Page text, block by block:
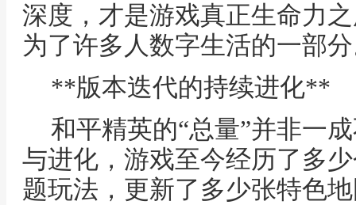
深度，才是游戏真正生命力
为了许多人数字生活的一部
**版本迭代的持续进化**
和平精英的“总量”并非一
与进化，游戏至今经历了多
题玩法，更新了多少张特色